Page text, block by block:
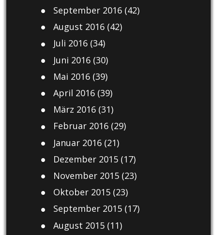
September 2016(42)
August 2016(42)
Juli 2016(34)
Juni 2016(30)
Mai 2016(39)
April 2016(39)
März 2016(31)
Februar 2016(29)
Januar 2016(21)
Dezember 2015(17)
November 2015(23)
Oktober 2015(23)
September 2015(17)
August 2015(11)